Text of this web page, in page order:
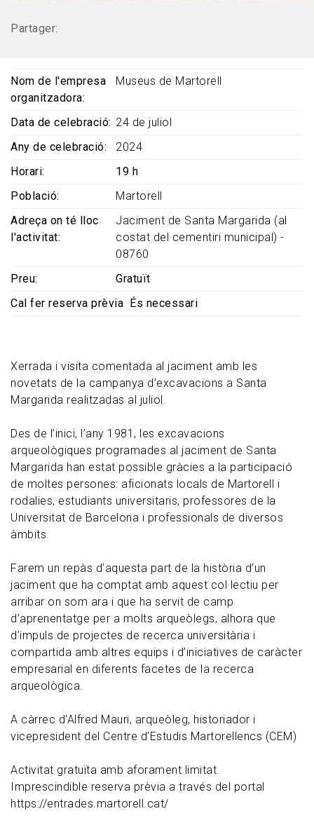
Partager:
Xerrada i visita comentada al jaciment amb les
novetats de la campanya d’excavacions a Santa
Margarida realitzadas al juliol.
Des de l’inici, l’any 1981, les excavacions
arqueològiques programades al jaciment de Santa
Margarida han estat possible gràcies a la participació
de moltes persones: aficionats locals de Martorell i
rodalies, estudiants universitaris, professores de la
Universitat de Barcelona i professionals de diversos
àmbits.
Farem un repàs d’aquesta part de la història d’un
jaciment que ha comptat amb aquest col·lectiu per
arribar on som ara i que ha servit de camp
d’aprenentatge per a molts arqueòlegs, alhora que
d’impuls de projectes de recerca universitària i
compartida amb altres equips i d’iniciatives de caràcter
empresarial en diferents facetes de la recerca
arqueològica.
A càrrec d'Alfred Mauri, arqueòleg, historiador i
vicepresident del Centre d'Estudis Martorellencs (CEM)
Activitat gratuïta amb aforament limitat.
Imprescindible reserva prèvia a través del portal
https://entrades.martorell.cat/
Nom de l'empresa
organitzadora
Museus de Martorell
Data de celebració 24 de juliol
Any de celebració
2024
Horari
19 h
Població
Martorell
Adreça on té lloc
l'activitat
Jaciment de Santa Margarida (al
costat del cementiri municipal) -
08760
Preu
Gratuït
Cal fer reserva prèvia
És necessari